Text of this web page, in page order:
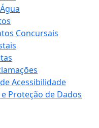
Concursais
Acessibilidade
Proteção de Dados